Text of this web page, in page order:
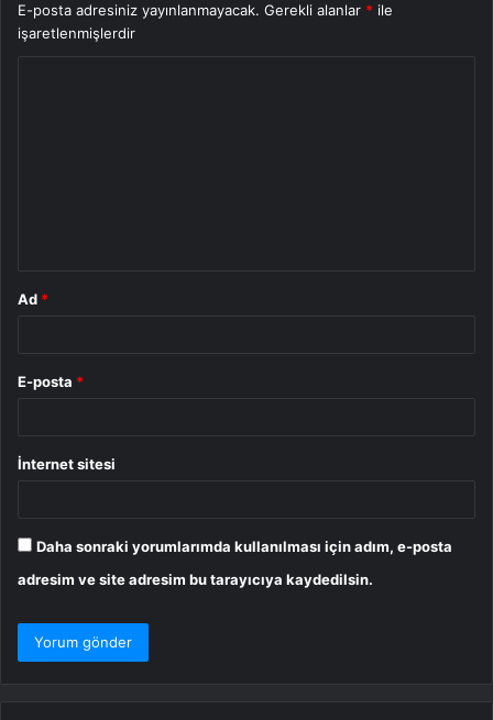
E-posta adresiniz yayınlanmayacak. Gerekli alanlar * ile
işaretlenmişlerdir
Ad *
E-posta *
İnternet sitesi
Daha sonraki yorumlarımda kullanılması için adım, e-posta
adresim ve site adresim bu tarayıcıya kaydedilsin.